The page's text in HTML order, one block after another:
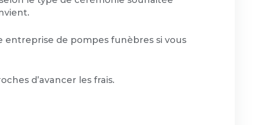
de pompes funèbres si vous
d’avancer les frais.